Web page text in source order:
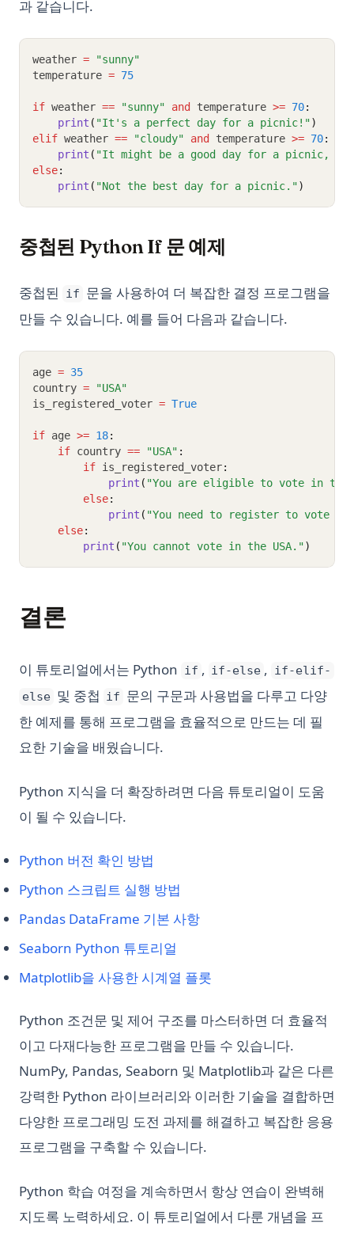
과 같습니다.
weather =
"sunny"
temperature = 75
if weather == "sunny" and temperature >= 70:
print ( "It's a perfect day for a picnic!")
elif weather == "cloudy" and temperature >= 70:
print ( "It might be a good day for a picnic,
else:
print ( "Not the best day for a picnic.")
중첩된 Python If 문 예제
중첩된 if 문을 사용하여 더 복잡한 결정 프로그램을
만들 수 있습니다. 예를 들어 다음과 같습니다.
age = 35
country =
"USA"
is_registered_voter = True
if age >= 18:
if country == "USA" :
if is_registered_voter:
print ( "You are eligible to vote in the
else:
print ( "You need to register to vote in
else:
print ( "You cannot vote in the USA.")
결론
이 튜토리얼에서는 Python if , if-else , if-elif-
else 및 중첩 if 문의 구문과 사용법을 다루고 다양
한 예제를 통해 프로그램을 효율적으로 만드는 데 필
요한 기술을 배웠습니다.
Python 지식을 더 확장하려면 다음 튜토리얼이 도움
이 될 수 있습니다.
Python 버전 확인 방법
Python 스크립트 실행 방법
Pandas DataFrame 기본 사항
Seaborn Python 튜토리얼
Matplotlib을 사용한 시계열 플롯
Python 조건문 및 제어 구조를 마스터하면 더 효율적
이고 다재다능한 프로그램을 만들 수 있습니다.
NumPy, Pandas, Seaborn 및 Matplotlib과 같은 다른
강력한 Python 라이브러리와 이러한 기술을 결합하면
다양한 프로그래밍 도전 과제를 해결하고 복잡한 응용
프로그램을 구축할 수 있습니다.
Python 학습 여정을 계속하면서 항상 연습이 완벽해
지도록 노력하세요. 이 튜토리얼에서 다룬 개념을 프